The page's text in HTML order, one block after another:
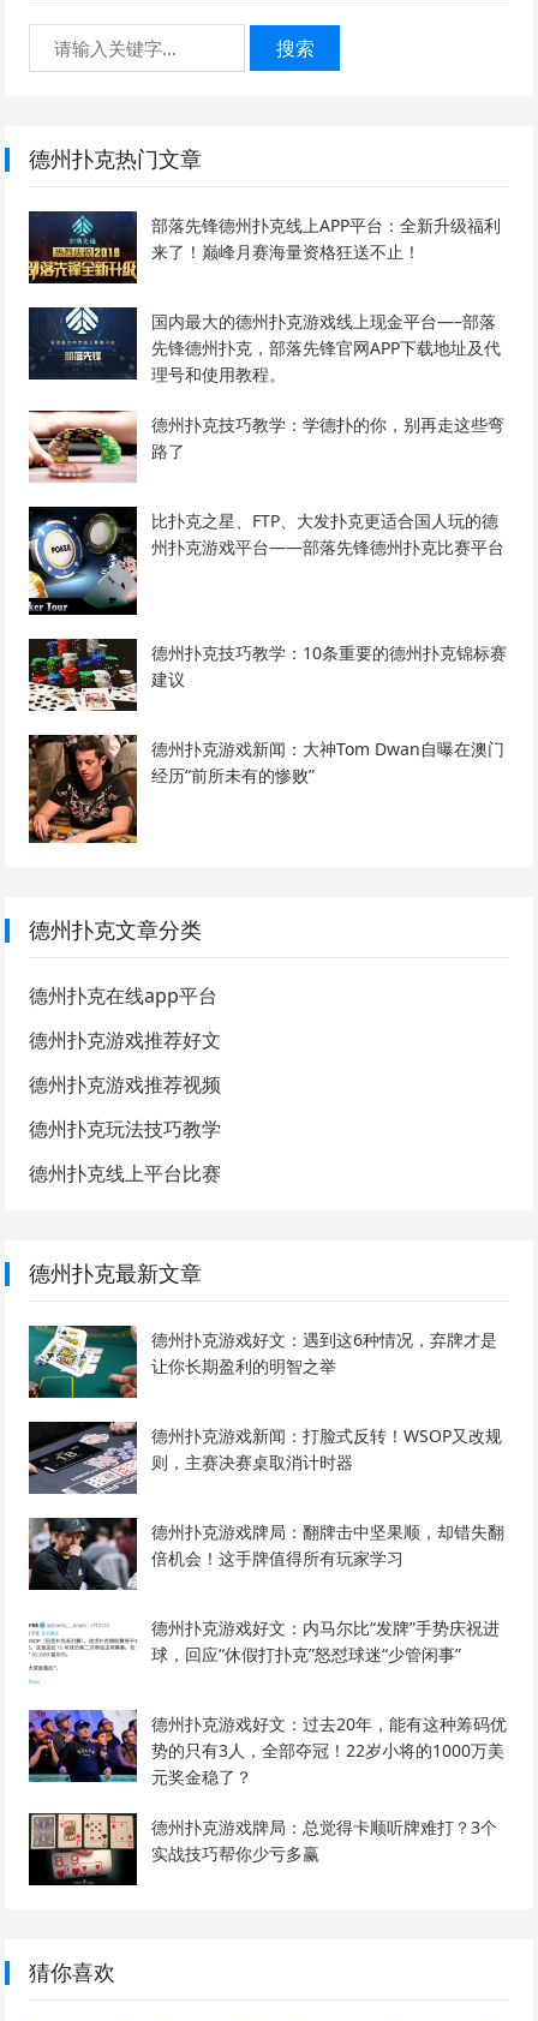
搜索
德州扑克热门文章
部落先锋德州扑克线上APP平台：全新升级福利
来了！巅峰月赛海量资格狂送不止！
国内最大的德州扑克游戏线上现金平台—–部落
先锋德州扑克，部落先锋官网APP下载地址及代
理号和使用教程。
德州扑克技巧教学：学德扑的你，别再走这些弯
路了
比扑克之星、FTP、大发扑克更适合国人玩的德
州扑克游戏平台——部落先锋德州扑克比赛平台
德州扑克技巧教学：10条重要的德州扑克锦标赛
建议
德州扑克游戏新闻：大神Tom Dwan自曝在澳门
经历“前所未有的惨败”
德州扑克文章分类
德州扑克在线app平台
德州扑克游戏推荐好文
德州扑克游戏推荐视频
德州扑克玩法技巧教学
德州扑克线上平台比赛
德州扑克最新文章
德州扑克游戏好文：遇到这6种情况，弃牌才是
让你长期盈利的明智之举
德州扑克游戏新闻：打脸式反转！WSOP又改规
则，主赛决赛桌取消计时器
德州扑克游戏牌局：翻牌击中坚果顺，却错失翻
倍机会！这手牌值得所有玩家学习
德州扑克游戏好文：内马尔比“发牌”手势庆祝进
球，回应“休假打扑克”怒怼球迷“少管闲事”
德州扑克游戏好文：过去20年，能有这种筹码优
势的只有3人，全部夺冠！22岁小将的1000万美
元奖金稳了？
德州扑克游戏牌局：总觉得卡顺听牌难打？3个
实战技巧帮你少亏多赢
猜你喜欢